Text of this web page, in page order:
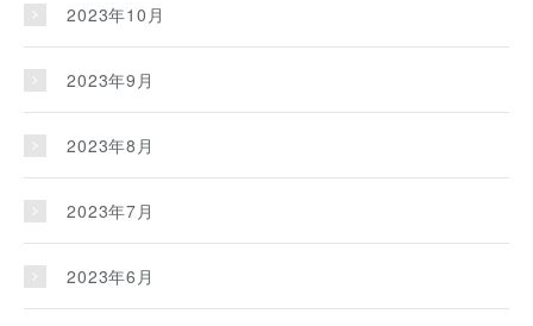
2023年10月
2023年9月
2023年8月
2023年7月
2023年6月